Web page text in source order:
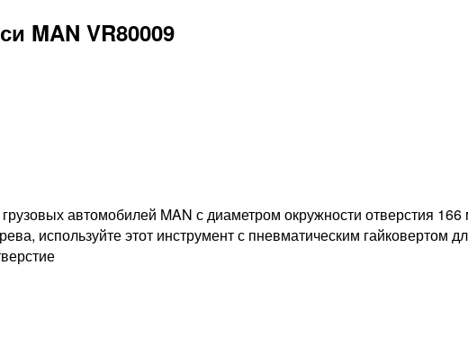
MAN VR80009
автомобилей MAN с диаметром окружности отверстия
используйте этот инструмент с пневматическим гайковертом